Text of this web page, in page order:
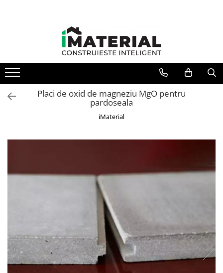
Toate Produsele
Fundație
Structură
Tâmplărie
Mansarda
Placi de oxid de magneziu MgO pentru
pardoseala
iMaterial